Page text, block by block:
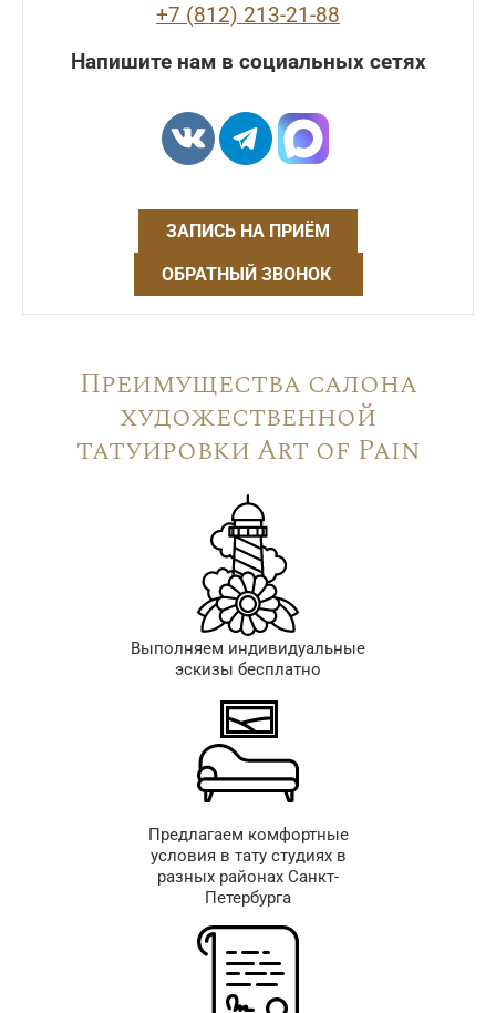
+7 (812) 213-21-88
Напишите нам в социальных сетях
ЗАПИСЬ НА ПРИЁМ
ОБРАТНЫЙ ЗВОНОК
Преимущества салона
художественной
татуировки Art of Pain
Выполняем индивидуальные
эскизы бесплатно
Предлагаем комфортные
условия в тату студиях в
разных районах Санкт-
Петербурга